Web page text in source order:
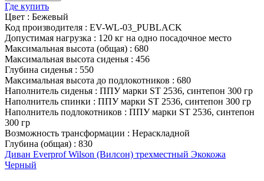
Где купить
Цвет : Бежевый
Код производителя : EV-WL-03_PUBLACK
Допустимая нагрузка : 120 кг на одно посадочное место
Максимальная высота (общая) : 680
Максимальная высота сиденья : 456
Глубина сиденья : 550
Максимальная высота до подлокотников : 680
Наполнитель сиденья : ППУ марки ST 2536, синтепон 300 гр
Наполнитель спинки : ППУ марки ST 2536, синтепон 300 гр
Наполнитель подлокотников : ППУ марки ST 2536, синтепон
300 гр
Возможность трансформации : Нераскладной
Глубина (общая) : 830
Диван Everprof Wilson (Вилсон) трехместный Экокожа
Черный